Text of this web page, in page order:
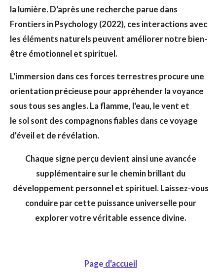
la lumière. D'après une recherche parue dans
Frontiers in Psychology (2022), ces interactions avec
les éléments naturels peuvent améliorer notre bien-
être émotionnel et spirituel.
L'immersion dans ces forces terrestres procure une
orientation précieuse pour appréhender la voyance
sous tous ses angles. La flamme, l'eau, le vent et
le sol sont des compagnons fiables dans ce voyage
d'éveil et de révélation.
Chaque signe perçu devient ainsi une avancée
supplémentaire sur le chemin brillant du
développement personnel et spirituel. Laissez-vous
conduire par cette puissance universelle pour
explorer votre véritable essence divine.
Page d'accueil